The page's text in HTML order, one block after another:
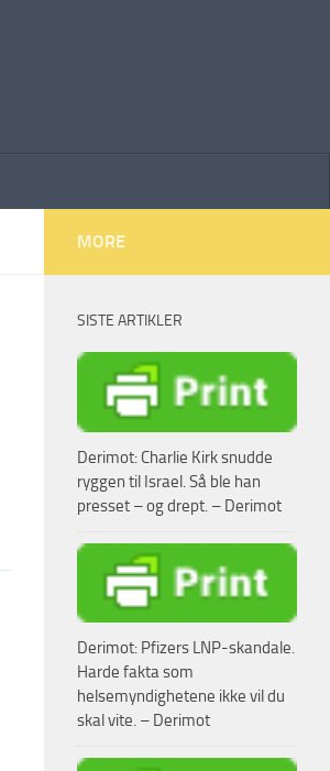
MORE
SISTE ARTIKLER
Derimot: Charlie Kirk snudde
ryggen til Israel. Så ble han
presset – og drept. – Derimot
Derimot: Pfizers LNP-skandale.
Harde fakta som
helsemyndighetene ikke vil du
skal vite. – Derimot